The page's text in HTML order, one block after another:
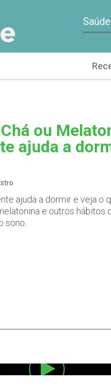
ou
ajuda a
ajuda a dormir e veja o
e outros hábitos
sono.